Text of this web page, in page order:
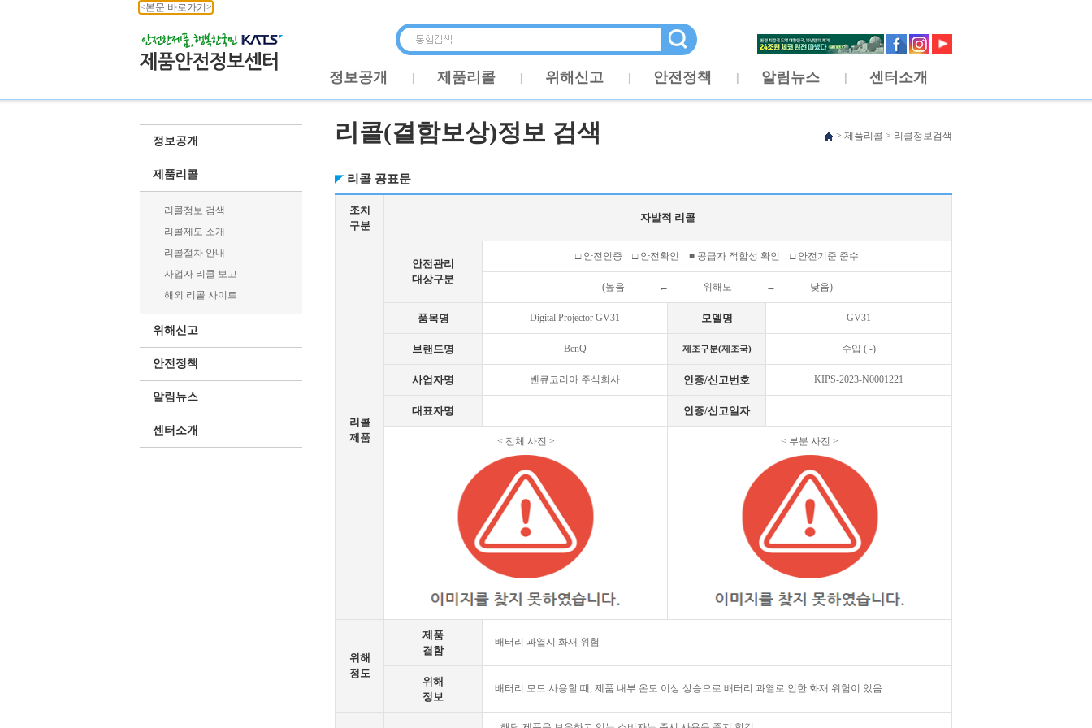
<본문 바로가기>
정보공개 제품리콜 위해신고 안전정책 알림뉴스 센터소개
정보공개
제품리콜
리콜정보 검색
리콜제도 소개
리콜절차 안내
사업자 리콜 보고
해외 리콜 사이트
위해신고
안전정책
알림뉴스
센터소개
리콜(결함보상)정보 검색 > 제품리콜 > 리콜정보검색
리콜 공표문
조치
구분
자발적 리콜
리콜
제품
안전관리
대상구분
□ 안전인증 □ 안전확인 ■ 공급자 적합성 확인 □ 안전기준 준수
(높음 ← 위해도 → 낮음)
품목명 Digital Projector GV31 모델명 GV31
브랜드명 BenQ 제조구분(제조국) 수입 ( -)
사업자명 벤큐코리아 주식회사 인증/신고번호 KIPS-2023-N0001221
대표자명 인증/신고일자
< 전체 사진 > < 부분 사진 >
위해
정도
제품
결함
배터리 과열시 화재 위험
위해
정보
배터리 모드 사용할 때, 제품 내부 온도 이상 상승으로 배터리 과열로 인한 화재 위험이 있음.